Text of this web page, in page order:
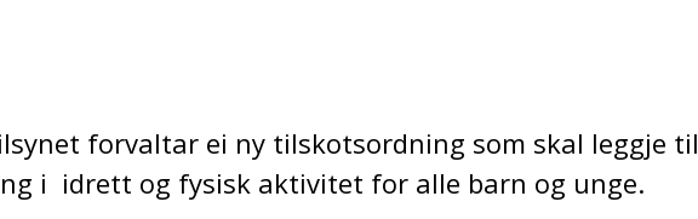
forvaltar ei ny tilskotsordning som skal leggje til
i idrett og fysisk aktivitet for alle barn og unge.